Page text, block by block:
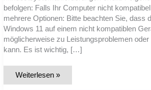
befolgen: Falls Ihr Computer nicht
mehrere Optionen: Bitte beachten Sie, dass
Windows 11 auf einem nicht kompatiblen
möglicherweise zu Leistungsproblemen oder
kann. Es ist wichtig, […]
Upgrade
Weiterlesen »